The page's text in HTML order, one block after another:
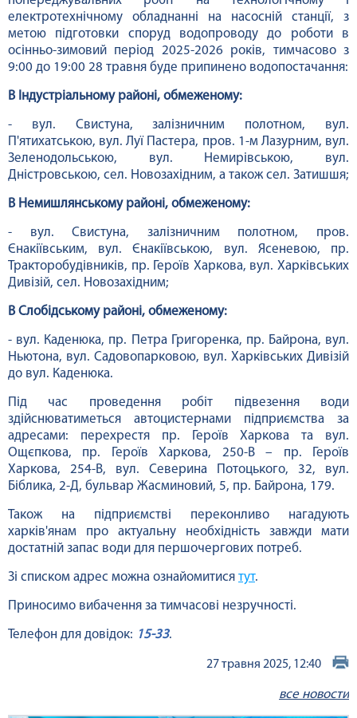
електротехнічному обладнанні на насосній станції, з
метою підготовки споруд водопроводу до роботи в
осінньо-зимовий період 2025-2026 років, тимчасово з
9:00 до 19:00 28 травня буде припинено водопостачання:
В Індустріальному районі, обмеженому:
- вул. Свистуна, залізничним полотном, вул.
П'ятихатською, вул. Луї Пастера, пров. 1-м Лазурним, вул.
Зеленодольською, вул. Немирівською, вул.
Дністровською, сел. Новозахідним, а також сел. Затишшя;
В Немишлянському районі, обмеженому:
- вул. Свистуна, залізничним полотном, пров.
Єнакіївським, вул. Єнакіївською, вул. Ясеневою, пр.
Тракторобудівників, пр. Героїв Харкова, вул. Харківських
Дивізій, сел. Новозахідним;
В Слобідському районі, обмеженому:
- вул. Каденюка, пр. Петра Григоренка, пр. Байрона, вул.
Ньютона, вул. Садовопарковою, вул. Харківських Дивізій
до вул. Каденюка.
Під час проведення робіт підвезення води
здійснюватиметься автоцистернами підприємства за
адресами: перехрестя пр. Героїв Харкова та вул.
Ощєпкова, пр. Героїв Харкова, 250-В – пр. Героїв
Харкова, 254-В, вул. Северина Потоцького, 32, вул.
Біблика, 2-Д, бульвар Жасминовий, 5, пр. Байрона, 179.
Також на підприємстві переконливо нагадують
харків'янам про актуальну необхідність завжди мати
достатній запас води для першочергових потреб.
Зі списком адрес можна ознайомитися тут.
Приносимо вибачення за тимчасові незручності.
Телефон для довідок: 15-33.
27 травня 2025, 12:40
все новости